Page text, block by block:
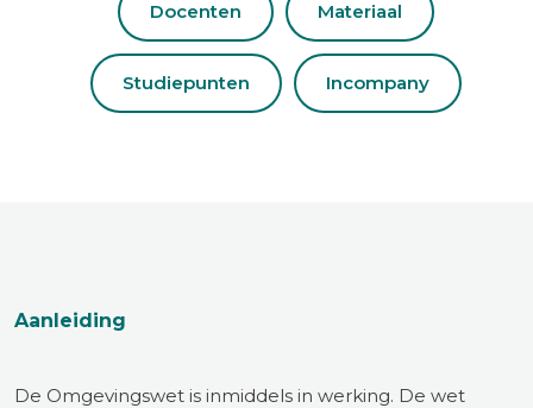
Docenten Materiaal
Studiepunten Incompany
Aanleiding
De Omgevingswet is inmiddels in werking. De wet